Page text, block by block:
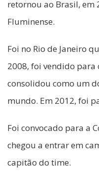
retornou ao Brasil, em
Fluminense.
Foi no Rio de Janeiro
2008, foi vendido para
consolidou como um
mundo. Em 2012, foi
Foi convocado para a
chegou a entrar em
capitão do time.